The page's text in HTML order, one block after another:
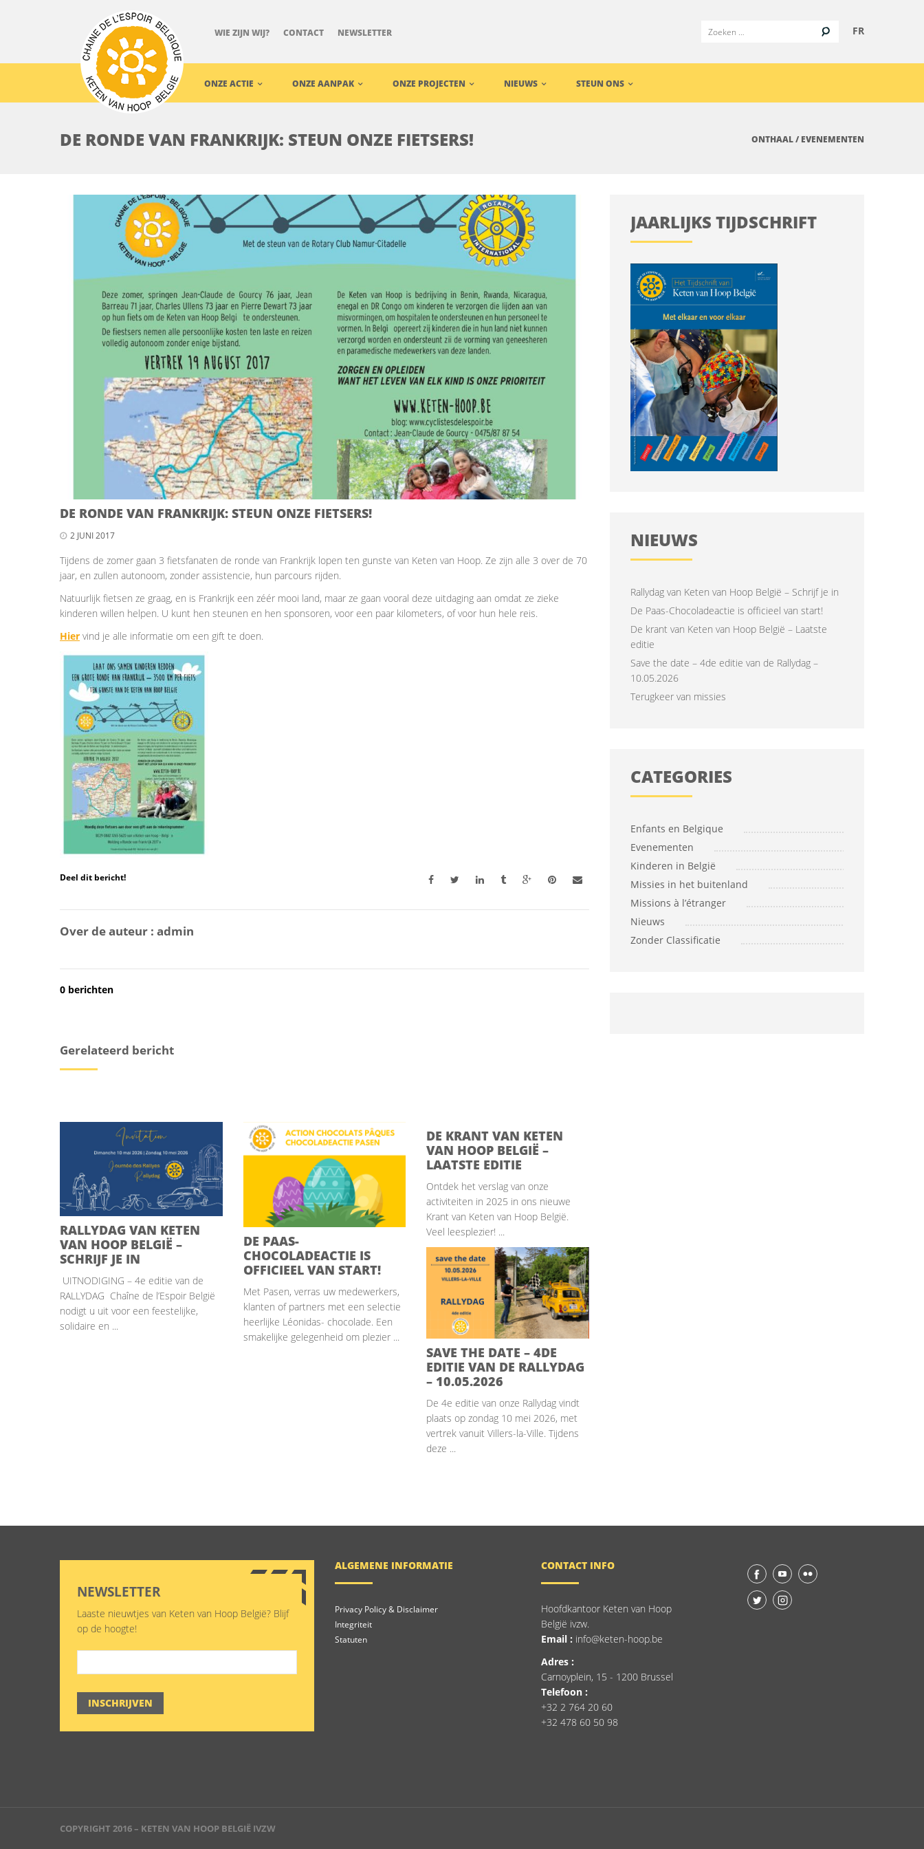
WIE ZIJN WIJ? CONTACT NEWSLETTER FR
ONZE ACTIE ONZE AANPAK ONZE PROJECTEN NIEUWS STEUN ONS
ONTHAAL/ EVENEMENTEN
DE RONDE VAN FRANKRIJK: STEUN ONZE FIETSERS!
DE RONDE VAN FRANKRIJK: STEUN ONZE FIETSERS!
2 JUNI 2017
Tijdens de zomer gaan 3 fietsfanaten de ronde van Frankrijk lopen ten gunste van Keten van Hoop. Ze zijn alle 3 over de 70
jaar, en zullen autonoom, zonder assistencie, hun parcours rijden.
Natuurlijk fietsen ze graag, en is Frankrijk een zéér mooi land, maar ze gaan vooral deze uitdaging aan omdat ze zieke
kinderen willen helpen. U kunt hen steunen en hen sponsoren, voor een paar kilometers, of voor hun hele reis.
Hier vind je alle informatie om een gift te doen.
Deel dit bericht!
Over de auteur : admin
0 berichten
Gerelateerd bericht
RALLYDAG VAN KETEN
VAN HOOP BELGIË –
SCHRIJF JE IN
UITNODIGING – 4e editie van de
RALLYDAG Chaîne de l’Espoir België
nodigt u uit voor een feestelijke,
solidaire en ...
DE PAAS-
CHOCOLADEACTIE IS
OFFICIEEL VAN START!
Met Pasen, verras uw medewerkers,
klanten of partners met een selectie
heerlijke Léonidas- chocolade. Een
smakelijke gelegenheid om plezier ...
DE KRANT VAN KETEN
VAN HOOP BELGIË –
LAATSTE EDITIE
Ontdek het verslag van onze
activiteiten in 2025 in ons nieuwe
Krant van Keten van Hoop België.
Veel leesplezier! ...
SAVE THE DATE – 4DE
EDITIE VAN DE RALLYDAG
– 10.05.2026
De 4e editie van onze Rallydag vindt
plaats op zondag 10 mei 2026, met
vertrek vanuit Villers-la-Ville. Tijdens
deze ...
JAARLIJKS TIJDSCHRIFT
NIEUWS
Rallydag van Keten van Hoop België – Schrijf je in
De Paas-Chocoladeactie is officieel van start!
De krant van Keten van Hoop België – Laatste
editie
Save the date – 4de editie van de Rallydag –
10.05.2026
Terugkeer van missies
CATEGORIES
Enfants en Belgique
Evenementen
Kinderen in België
Missies in het buitenland
Missions à l’étranger
Nieuws
Zonder Classificatie
NEWSLETTER
Laaste nieuwtjes van Keten van Hoop België? Blijf
op de hoogte!
INSCHRIJVEN
ALGEMENE INFORMATIE
Privacy Policy & Disclaimer
Integriteit
Statuten
CONTACT INFO
Hoofdkantoor Keten van Hoop
België ivzw.
Email : info@keten-hoop.be
Adres :
Carnoyplein, 15 - 1200 Brussel
Telefoon :
+32 2 764 20 60
+32 478 60 50 98
COPYRIGHT 2016 – KETEN VAN HOOP BELGIË IVZW